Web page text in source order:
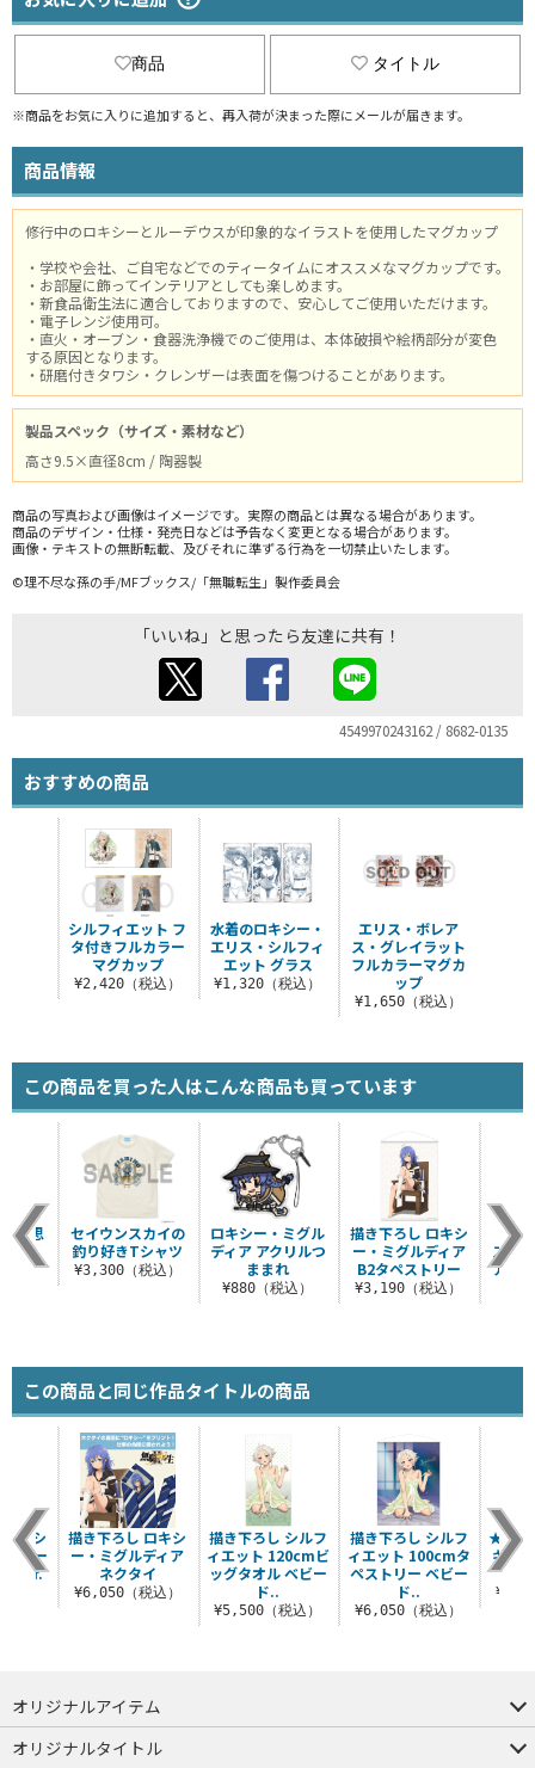
商品 タイトル
※商品をお気に入りに追加すると、再入荷が決まった際にメールが届きます。
商品情報
修行中のロキシーとルーデウスが印象的なイラストを使用したマグカップ
・学校や会社、ご自宅などでのティータイムにオススメなマグカップです。
・お部屋に飾ってインテリアとしても楽しめます。
・新食品衛生法に適合しておりますので、安心してご使用いただけます。
・電子レンジ使用可。
・直火・オーブン・食器洗浄機でのご使用は、本体破損や絵柄部分が変色
する原因となります。
・研磨付きタワシ・クレンザーは表面を傷つけることがあります。
製品スペック（サイズ・素材など）
高さ9.5×直径8cm / 陶器製
商品の写真および画像はイメージです。実際の商品とは異なる場合があります。
商品のデザイン・仕様・発売日などは予告なく変更となる場合があります。
画像・テキストの無断転載、及びそれに準ずる行為を一切禁止いたします。
©理不尽な孫の手/MFブックス/「無職転生」製作委員会
「いいね」と思ったら友達に共有！
4549970243162 / 8682-0135
おすすめの商品
水着のロキシー・
エリス・シルフィ
エット グラス
¥1,320（税込）
エリス・ボレア
ス・グレイラット
フルカラーマグカ
ップ
¥1,650（税込）
シルフィエット フ
タ付きフルカラー
マグカップ
¥2,420（税込）
この商品を買った人はこんな商品も買っています
ロキシー・ミグル
ディア アクリルつ
ままれ
¥880（税込）
描き下ろし ロキシ
ー・ミグルディア
B2タペストリー
¥3,190（税込）
エリ
ス・
アク
と思
ャツ
込）
セイウンスカイの
釣り好きTシャツ
¥3,300（税込）
この商品と同じ作品タイトルの商品
描き下ろし シルフ
ィエット 120cmビ
ッグタオル ベビー
ド..
¥5,500（税込）
描き下ろし シルフ
ィエット 100cmタ
ペストリー ベビー
ド..
¥6,050（税込）
★限定
キャ
5th
キシ
トリー
Ver.
描き下ろし ロキシ
ー・ミグルディア
ネクタイ
¥6,050（税込）
オリジナルアイテム
つままれ
つかまれ
ピョコッテ
オリジナルタイトル